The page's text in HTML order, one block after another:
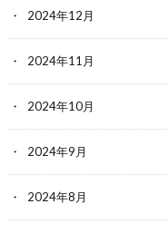
2024年12月
2024年11月
2024年10月
2024年9月
2024年8月